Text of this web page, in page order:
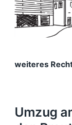
weiteres
Umzug